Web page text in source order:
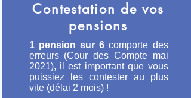
Contestation de vos
pensions
1 pension sur 6 comporte des
erreurs (Cour des Compte mai
2021), il est important que vous
puissiez les contester au plus
vite (délai 2 mois) !